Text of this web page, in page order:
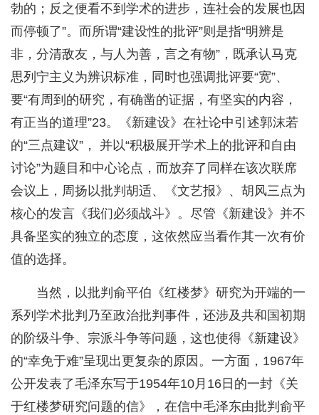
勃的；反之便看不到学术的进步，连社会的发展也因
而停顿了”。而所谓“建设性的批评”则是指“明辨是
非，分清敌友，与人为善，言之有物”，既承认马克
思列宁主义为辨识标准，同时也强调批评要“宽”、
要“有周到的研究，有确凿的证据，有坚实的内容，
有正当的道理”23。《新建设》在社论中引述郭沫若
的“三点建议”， 并以“积极展开学术上的批评和自由
讨论”为题目和中心论点，而放弃了同样在该次联席
会议上，周扬以批判胡适、《文艺报》、胡风三点为
核心的发言《我们必须战斗》。尽管《新建设》并不
具备坚实的独立的态度，这依然应当看作其一次有价
值的选择。
当然，以批判俞平伯《红楼梦》研究为开端的一
系列学术批判乃至政治批判事件，还涉及共和国初期
的阶级斗争、宗派斗争等问题，这也使得《新建设》
的“幸免于难”呈现出更复杂的原因。一方面，1967年
公开发表了毛泽东写于1954年10月16日的一封《关
于红楼梦研究问题的信》，在信中毛泽东由批判俞平